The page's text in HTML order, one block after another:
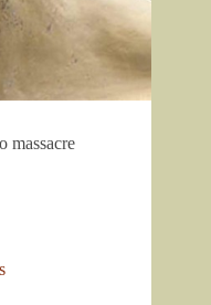
massacre